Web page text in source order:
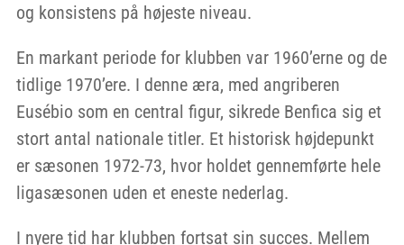
og konsistens på højeste niveau.
En markant periode for klubben var 1960’erne og de
tidlige 1970’ere. I denne æra, med angriberen
Eusébio som en central figur, sikrede Benfica sig et
stort antal nationale titler. Et historisk højdepunkt
er sæsonen 1972-73, hvor holdet gennemførte hele
ligasæsonen uden et eneste nederlag.
I nyere tid har klubben fortsat sin succes. Mellem